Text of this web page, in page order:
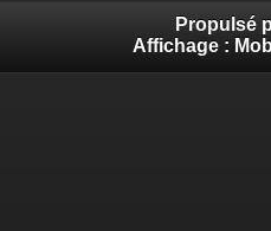
Propulsé
Affichage :